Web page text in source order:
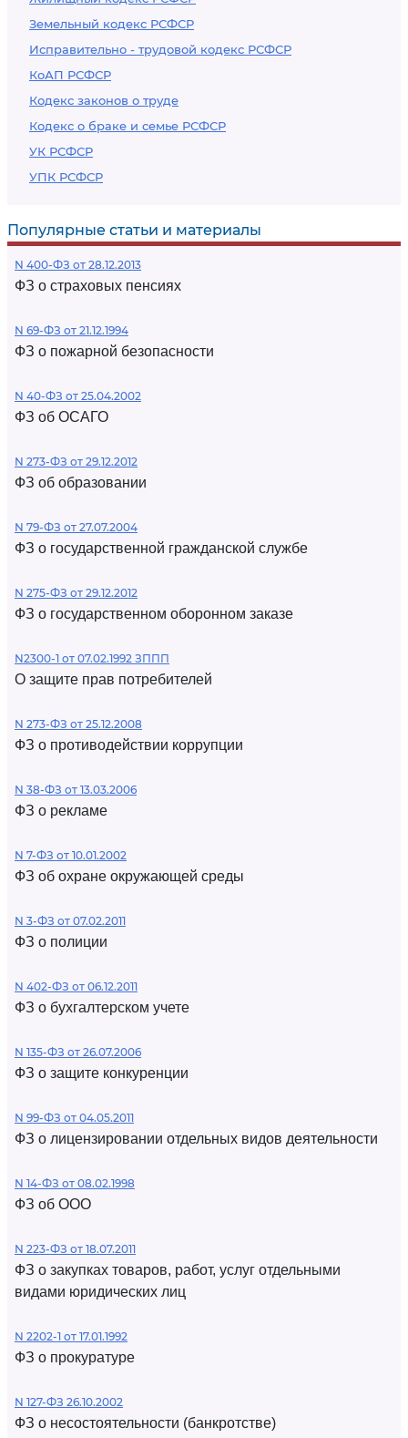
Земельный кодекс РСФСР
Исправительно - трудовой кодекс РСФСР
КоАП РСФСР
Кодекс законов о труде
Кодекс о браке и семье РСФСР
УК РСФСР
УПК РСФСР
Популярные статьи и материалы
N 400-ФЗ от 28.12.2013
ФЗ о страховых пенсиях
N 69-ФЗ от 21.12.1994
ФЗ о пожарной безопасности
N 40-ФЗ от 25.04.2002
ФЗ об ОСАГО
N 273-ФЗ от 29.12.2012
ФЗ об образовании
N 79-ФЗ от 27.07.2004
ФЗ о государственной гражданской службе
N 275-ФЗ от 29.12.2012
ФЗ о государственном оборонном заказе
N2300-1 от 07.02.1992 ЗППП
О защите прав потребителей
N 273-ФЗ от 25.12.2008
ФЗ о противодействии коррупции
N 38-ФЗ от 13.03.2006
ФЗ о рекламе
N 7-ФЗ от 10.01.2002
ФЗ об охране окружающей среды
N 3-ФЗ от 07.02.2011
ФЗ о полиции
N 402-ФЗ от 06.12.2011
ФЗ о бухгалтерском учете
N 135-ФЗ от 26.07.2006
ФЗ о защите конкуренции
N 99-ФЗ от 04.05.2011
ФЗ о лицензировании отдельных видов деятельности
N 14-ФЗ от 08.02.1998
ФЗ об ООО
N 223-ФЗ от 18.07.2011
ФЗ о закупках товаров, работ, услуг отдельными
видами юридических лиц
N 2202-1 от 17.01.1992
ФЗ о прокуратуре
N 127-ФЗ 26.10.2002
ФЗ о несостоятельности (банкротстве)